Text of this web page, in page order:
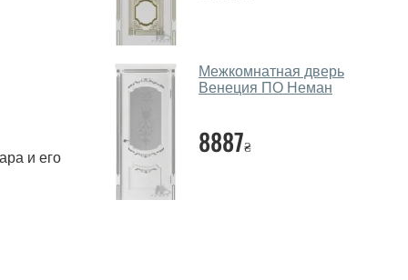
и его
Межкомнатная дверь
Венеция ПО Неман
8887₴